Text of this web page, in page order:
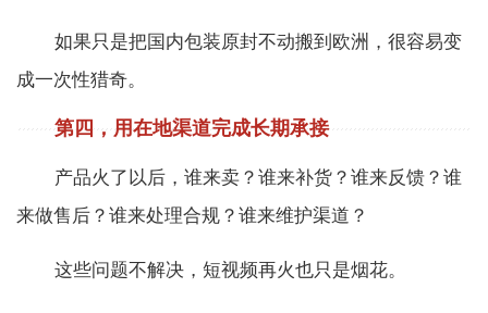
如果只是把国内包装原封不动搬到欧洲，很容易变
成一次性猎奇。
第四，用在地渠道完成长期承接
产品火了以后，谁来卖？谁来补货？谁来反馈？谁
来做售后？谁来处理合规？谁来维护渠道？
这些问题不解决，短视频再火也只是烟花。